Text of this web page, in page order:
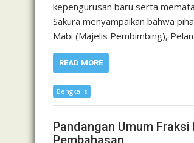
kepengurusan baru serta
Sakura menyampaikan bahwa
Mabi (Majelis Pembimbing),
READ MORE
Bengkalis
Pandangan Umum
Pembahasan